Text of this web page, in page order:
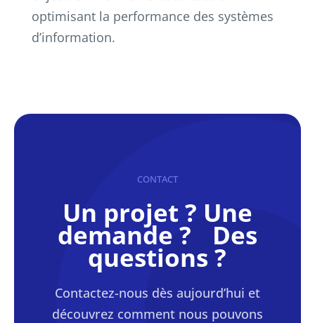
optimisant la performance des systèmes
d’information.
CONTACT
Un projet ? Une
demande ? Des
questions ?
Contactez-nous dès aujourd’hui et
découvrez comment nous pouvons